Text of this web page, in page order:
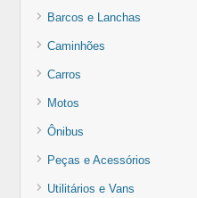
Barcos e Lanchas
Caminhões
Carros
Motos
Ônibus
Peças e Acessórios
Utilitários e Vans